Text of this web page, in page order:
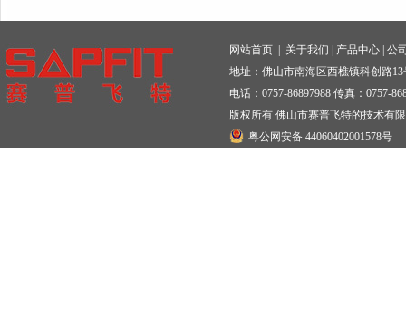
网站首页 关于我们 产品中心 公
地址：佛山市南海区西樵镇科创路
电话：0757-86897988 传真：0757-
版权所有 佛山市赛普飞特的技术有
粤公网安备 44060402001578号